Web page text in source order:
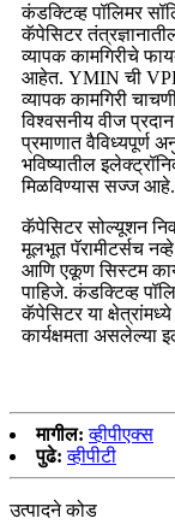
कंडक्टिव्ह पॉलिमर
कॅपेसिटर
व्यापक कामगिरीचे
आहेत. YMIN ची VPH
व्यापक कामगिरी
विश्वसनीय वीज
प्रमाणात वैविध्यपूर्ण
भविष्यातील
मिळविण्यास सज्ज आहे.
कॅपेसिटर सोल्यूशन
मूलभूत पॅरामीटर्सच
आणि एकूण सिस्टम
पाहिजे. कंडक्टिव्ह
कॅपेसिटर या
कार्यक्षमता असलेल्या
मागील: व्हीपीएक्स
पुढे: व्हीपीटी
उत्पादने कोड